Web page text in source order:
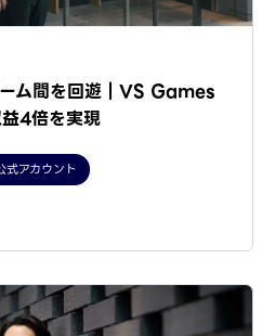
ム間を回遊｜VS Games
4倍を実現
式アカウント